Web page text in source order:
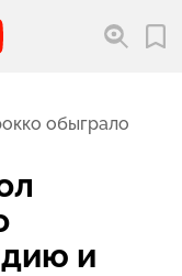
обыграло
и